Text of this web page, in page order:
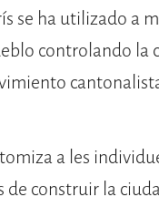
se ha utilizado a
controlando la
a les
de construir la